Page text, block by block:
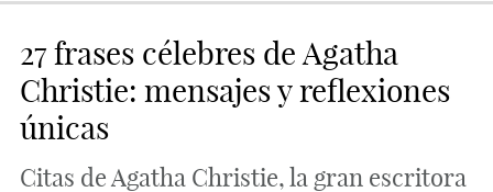
27 frases célebres de Agatha
Christie: mensajes y reflexiones
únicas
Citas de Agatha Christie, la gran escritora